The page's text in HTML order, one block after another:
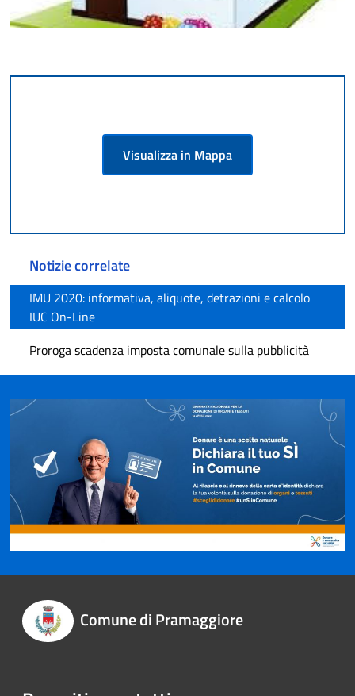
Visualizza in Mappa
Notizie correlate
IMU 2020: informativa, aliquote, detrazioni e calcolo
IUC On-Line
Proroga scadenza imposta comunale sulla pubblicità
Comune di Pramaggiore